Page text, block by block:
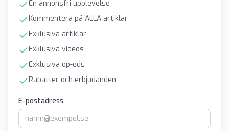
En annonsfri upplevelse
Kommentera på ALLA artiklar
Exklusiva artiklar
Exklusiva videos
Exklusiva op-eds
Rabatter och erbjudanden
E-postadress